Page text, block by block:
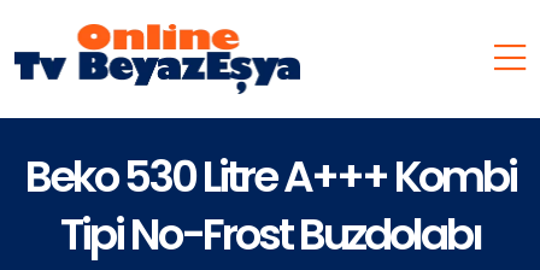
Beko 530 Litre A+++ Kombi
Tipi No-Frost Buzdolabı